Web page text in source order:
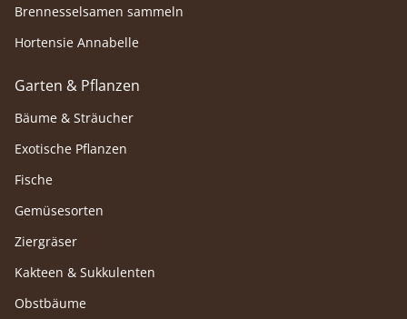
Brennesselsamen sammeln
Hortensie Annabelle
Garten & Pflanzen
Bäume & Sträucher
Exotische Pflanzen
Fische
Gemüsesorten
Ziergräser
Kakteen & Sukkulenten
Obstbäume